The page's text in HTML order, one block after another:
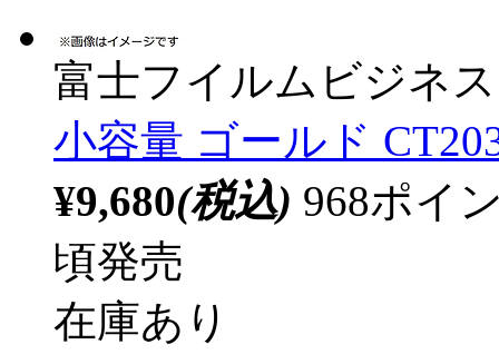
富士フイルムビジネ
小容量 ゴールド
¥9,680(税込) 968ポイ
頃発売
在庫あり